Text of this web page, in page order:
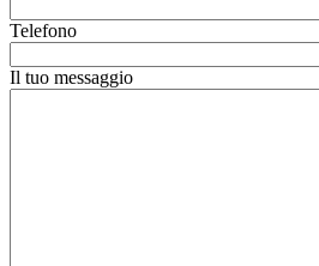
Telefono
Il tuo messaggio